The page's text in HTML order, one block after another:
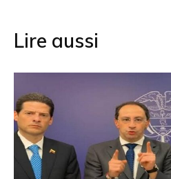
Lire aussi